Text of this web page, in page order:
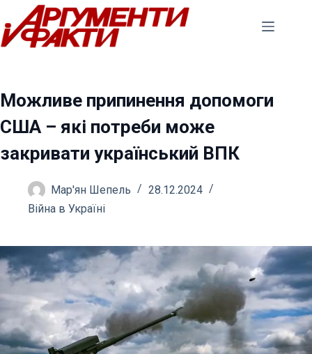
Перейти
до
вмісту
Можливе припинення допомоги
США – які потреби може
закривати український ВПК
Мар'ян Шепель
28.12.2024
Війна в Україні